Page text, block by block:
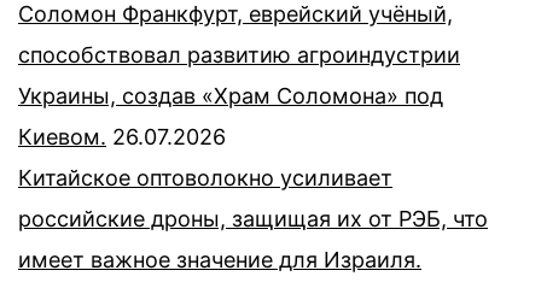
Соломон Франкфурт, еврейский учёный,
способствовал развитию агроиндустрии
Украины, создав «Храм Соломона» под
Киевом. 26.07.2026
Китайское оптоволокно усиливает
российские дроны, защищая их от РЭБ, что
имеет важное значение для Израиля.